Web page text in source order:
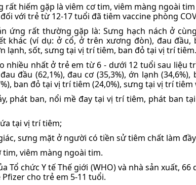
rất hiếm gặp là viêm cơ tim, viêm màng ngoài
với trẻ từ 12-17 tuổi đã tiêm vaccine phòng
ứng rất thường gặp là: Sưng hạch nách ở
khác (ví dụ: ở cổ, ở trên xương đòn), đau đầu,
lạnh, sốt, sưng tại vị trí tiêm, ban đỏ tại vị trí tiêm.
nhiều nhất ở trẻ em từ 6 - dưới 12 tuổi sau liệu
đầu (62,1%), đau cơ (35,3%), ớn lạnh
ban đỏ tại vị trí tiêm (24,0%), sưng tại vị trí tiêm
phát ban, nổi mề đay tại vị trí tiêm, phát ban
tại vị trí tiêm;
sưng mặt ở người có tiền sử tiêm chất làm
tim, viêm màng ngoài tim.
Tổ chức Y tế Thế giới (WHO) và nhà sản xuất,
cho trẻ em 5-11 tuổi.